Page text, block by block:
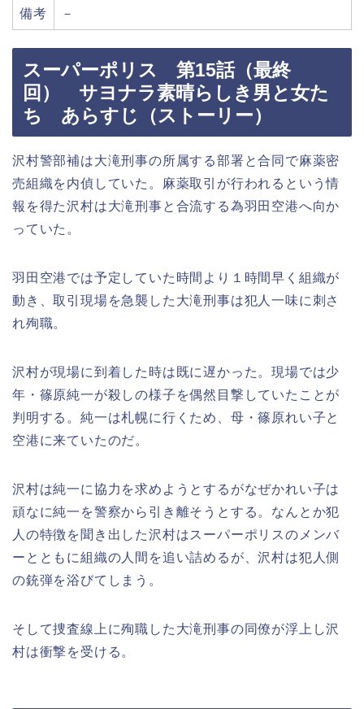
備考 －
スーパーポリス 第15話（最終
回） サヨナラ素晴らしき男と女た
ち あらすじ（ストーリー）
沢村警部補は大滝刑事の所属する部署と合同で麻薬密
売組織を内偵していた。麻薬取引が行われるという情
報を得た沢村は大滝刑事と合流する為羽田空港へ向か
っていた。
羽田空港では予定していた時間より１時間早く組織が
動き、取引現場を急襲した大滝刑事は犯人一味に刺さ
れ殉職。
沢村が現場に到着した時は既に遅かった。現場では少
年・篠原純一が殺しの様子を偶然目撃していたことが
判明する。純一は札幌に行くため、母・篠原れい子と
空港に来ていたのだ。
沢村は純一に協力を求めようとするがなぜかれい子は
頑なに純一を警察から引き離そうとする。なんとか犯
人の特徴を聞き出した沢村はスーパーポリスのメンバ
ーとともに組織の人間を追い詰めるが、沢村は犯人側
の銃弾を浴びてしまう。
そして捜査線上に殉職した大滝刑事の同僚が浮上し沢
村は衝撃を受ける。